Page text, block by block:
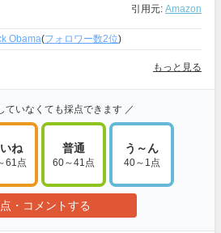
引用元: Amazon
Obama(フォロワー数2位)
もっと見る
ていなくても採点できます ／
ね
61点
普通
60～41点
う～ん
40～1点
・コメントする